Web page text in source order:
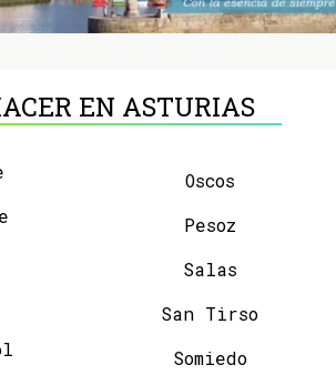
EN ASTURIAS
Oscos
Pesoz
Salas
San Tirso
Somiedo